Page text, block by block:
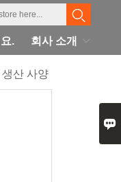
. 회사 소개
산 사양
